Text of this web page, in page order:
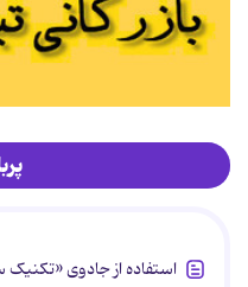
استفاده از جادوی